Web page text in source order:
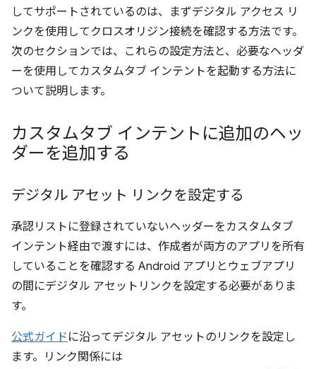
してサポートされているのは、まずデジタル アクセス リ
ンクを使用してクロスオリジン接続を確認する方法です。
次のセクションでは、これらの設定方法と、必要なヘッダ
ーを使用してカスタムタブ インテントを起動する方法に
ついて説明します。
カスタムタブ インテントに追加のヘッ
ダーを追加する
デジタル アセット リンクを設定する
承認リストに登録されていないヘッダーをカスタムタブ
インテント経由で渡すには、作成者が両方のアプリを所有
していることを確認する Android アプリとウェブアプリ
の間にデジタル アセットリンクを設定する必要がありま
す。
公式ガイド に沿ってデジタル アセットのリンクを設定し
ます。リンク関係には